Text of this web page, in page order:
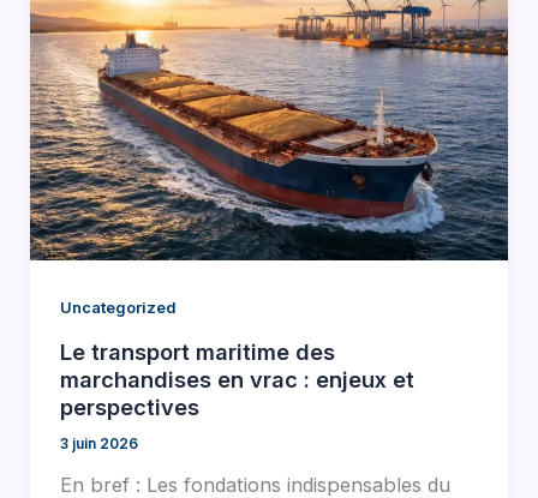
Uncategorized
Le transport maritime des
marchandises en vrac : enjeux et
perspectives
3 juin 2026
En bref : Les fondations indispensables du